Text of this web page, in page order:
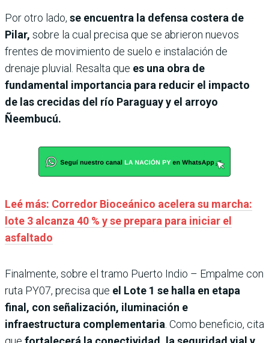
Por otro lado, se encuentra la defensa costera de
Pilar, sobre la cual precisa que se abrieron nuevos
frentes de movimiento de suelo e instalación de
drenaje pluvial. Resalta que es una obra de
fundamental importancia para reducir el impacto
de las crecidas del río Paraguay y el arroyo
Ñeembucú.
Leé más: Corredor Bioceánico acelera su marcha:
lote 3 alcanza 40 % y se prepara para iniciar el
asfaltado
Finalmente, sobre el tramo Puerto Indio – Empalme con
ruta PY07, precisa que el Lote 1 se halla en etapa
final, con señalización, iluminación e
infraestructura complementaria. Como beneficio, cita